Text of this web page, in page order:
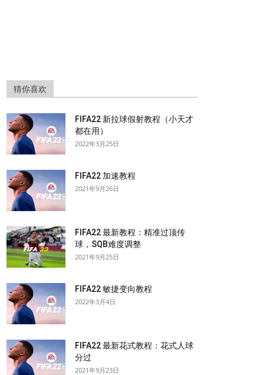
猜你喜欢
FIFA22 新拉球假射教程（小天才
都在用）
2022年3月25日
FIFA22 加速教程
2021年9月26日
FIFA22 最新教程：精准过顶传
球，SQB难度调整
2021年9月25日
FIFA22 敏捷变向教程
2022年3月4日
FIFA22 最新花式教程：花式人球
分过
2021年9月23日